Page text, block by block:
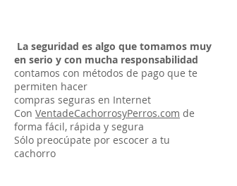
La seguridad es algo que tomamos muy
en serio y con mucha responsabilidad
contamos con métodos de pago que te
permiten hacer
compras seguras en Internet
Con VentadeCachorrosyPerros.com de
forma fácil, rápida y segura
Sólo preocúpate por escocer a tu
cachorro